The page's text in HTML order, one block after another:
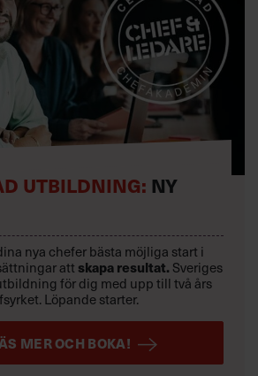
UTBILDNING: NY
nya chefer bästa möjliga start i
att skapa resultat. Sveriges
för dig med upp till två års
Löpande starter.
MER OCH BOKA!